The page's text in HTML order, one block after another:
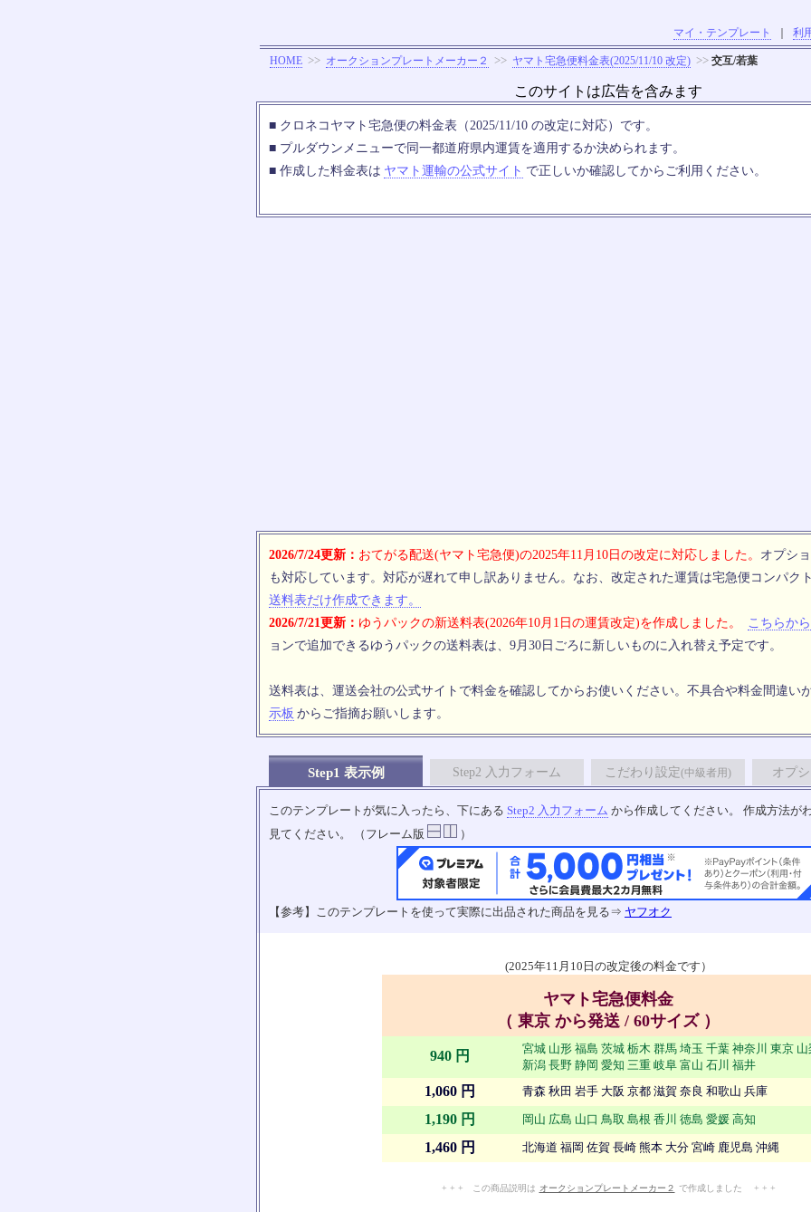
マイ・テンプレート 利
HOME >> オークションプレートメーカー２ >> ヤマト宅急便料金表(2025/11/10 改定) >> 交互/若葉
このサイトは広告を含みます
■ クロネコヤマト宅急便の料金表（2025/11/10 の改定に対応）です。
■ プルダウンメニューで同一都道府県内運賃を適用するか決められます。
■ 作成した料金表は ヤマト運輸の公式サイト で正しいか確認してからご利用ください。
2026/7/24更新： おてがる配送(ヤマト宅急便)の2025年11月10日の改定に対応しました。 オプシ
も対応しています。対応が遅れて申し訳ありません。なお、改定された運賃は宅急便コンパク
送料表だけ作成できます。
2026/7/21更新： ゆうパックの新送料表(2026年10月1日の運賃改定)を作成しました。
こちらか
ョンで追加できるゆうパックの送料表は、9月30日ごろに新しいものに入れ替え予定です。
送料表は、運送会社の公式サイトで料金を確認してからお使いください。不具合や料金間違い
示板 からご指摘お願いします。
Step1 表示例 Step2 入力フォーム こだわり設定(中級者用) オプ
このテンプレートが気に入ったら、下にある Step2 入力フォーム から作成してください。 作成方法が
見てください。 （フレーム版
）
【参考】このテンプレートを使って実際に出品された商品を見る⇒ ヤフオク
(2025年11月10日の改定後の料金です）
ヤマト宅急便料金
（ 東京 から発送 / 60サイズ ）
940 円
宮城 山形 福島 茨城 栃木 群馬 埼玉 千葉 神奈川 東京 山
新潟 長野 静岡 愛知 三重 岐阜 富山 石川 福井
1,060 円 青森 秋田 岩手 大阪 京都 滋賀 奈良 和歌山 兵庫
1,190 円 岡山 広島 山口 鳥取 島根 香川 徳島 愛媛 高知
1,460 円 北海道 福岡 佐賀 長崎 熊本 大分 宮崎 鹿児島 沖縄
+ + + この商品説明は オークションプレートメーカー２ で作成しました + + +